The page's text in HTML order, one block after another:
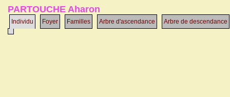
PARTOUCHE Aharon
Individu Foyer Familles Arbre d'ascendance Arbre de descendance